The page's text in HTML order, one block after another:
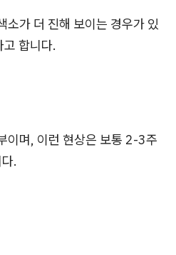
소가 더 진해 보이는 경우가 있
합니다.
이며, 이런 현상은 보통 2-3주
.